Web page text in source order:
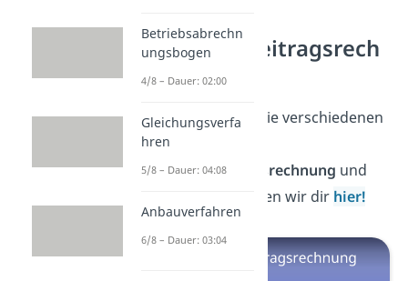
Deckungsbeitragsrech
nung
Noch mehr über die verschiedenen
Arten der
Deckungsbeitragsrechnung und
zeigen wir dir hier!
Betriebsabrechn
ungsbogen
4/8 – Dauer: 02:00
Gleichungsverfa
hren
5/8 – Dauer: 04:08
Anbauverfahren
6/8 – Dauer: 03:04